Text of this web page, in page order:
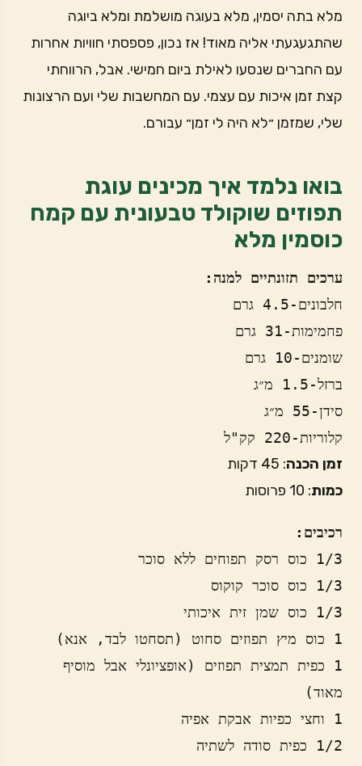
מלא בתה יסמין, מלא בעוגה מושלמת ומלא ביוגה
שהתגעגעתי אליה מאוד! אז נכון, פספסתי חוויות אחרות
עם החברים שנסעו לאילת ביום חמישי. אבל, הרווחתי
קצת זמן איכות עם עצמי. עם המחשבות שלי ועם הרצונות
שלי, שמזמן ״לא היה לי זמן״ עבורם.
בואו נלמד איך מכינים עוגת
תפוזים שוקולד טבעונית עם קמח
כוסמין מלא
ערכים תזונתיים למנה:
חלבונים-4.5 גרם
פחמימות-31 גרם
שומנים-10 גרם
ברזל-1.5 מ״ג
סידן-55 מ״ג
קלוריות-220 קק"ל
זמן הכנה: 45 דקות
כמות: 10 פרוסות
רכיבים: